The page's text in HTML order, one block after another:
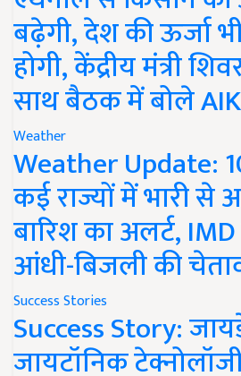
बढ़ेगी, देश की ऊर्जा
होगी, केंद्रीय मंत्री
साथ बैठक में बोले
Weather
Weather Update:
कई राज्यों में भारी से
बारिश का अलर्ट,
आंधी-बिजली की
Success Stories
Success Story:
जायटॉनिक